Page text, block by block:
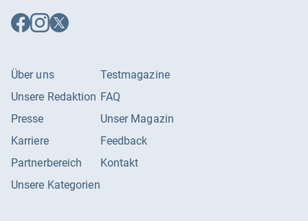
Auf
Facebook
Auf
Instagram
Auf
X
Über uns
Unsere Redaktion
Presse
Karriere
Partnerbereich
Unsere Kategorien
Testmagazine
FAQ
Unser Magazin
Feedback
Kontakt